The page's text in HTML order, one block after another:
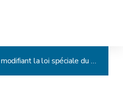
Loi spéciale modifiant la loi spéciale du 8 août 1980 de réformes institutionnelles